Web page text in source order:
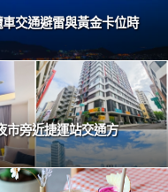
交通避雷與黃金卡位時
市旁近捷運站交通方